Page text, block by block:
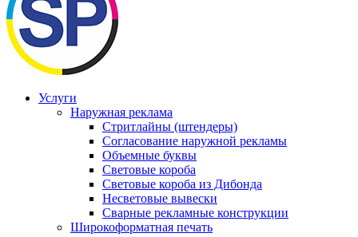
Услуги
Наружная реклама
Стритлайны (штендеры)
Согласование наружной рекламы
Объемные буквы
Световые короба
Световые короба из Дибонда
Несветовые вывески
Сварные рекламные конструкции
Широкоформатная печать